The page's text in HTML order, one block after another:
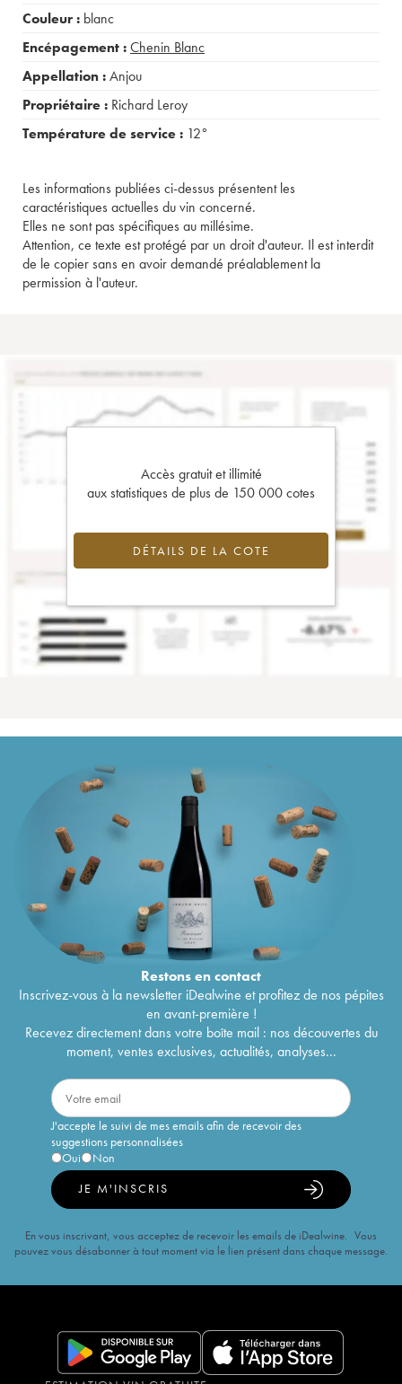
Couleur : blanc
Encépagement :Chenin Blanc
Appellation :Anjou
Propriétaire : Richard Leroy
Température de service : 12°
Les informations publiées ci-dessus présentent les
caractéristiques actuelles du vin concerné.
Elles ne sont pas spécifiques au millésime.
Attention, ce texte est protégé par un droit d'auteur. Il est interdit
de le copier sans en avoir demandé préalablement la
permission à l'auteur.
Accès gratuit et illimité
aux statistiques de plus de 150 000 cotes
DÉTAILS DE LA COTE
Restons encontact
Inscrivez-vous à la newsletter iDealwine et profitez de nos pépites
en avant-première !
Recevez directement dans votre boîte mail : nos découvertes du
moment, ventes exclusives, actualités, analyses...
J'accepte le suivi de mes emails afin de recevoir des
suggestions personnalisées
Oui
Non
JE M'INSCRIS
En vous inscrivant, vous acceptez de recevoir les emails de iDealwine. Vous
pouvez vous désabonner à tout moment via le lien présent dans chaque message.